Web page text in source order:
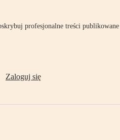
profesjonalne treści publikowane
Zaloguj się